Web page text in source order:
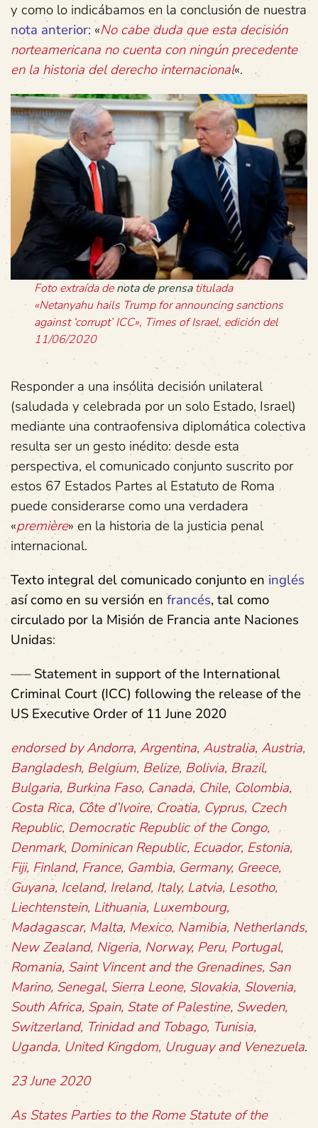
y como lo indicábamos en la conclusión de nuestra
nota anterior: «No cabe duda que esta decisión
norteamericana no cuenta con ningún precedente
en la historia del derecho internacional«.
Foto extraída denota de prensatitulada
«Netanyahu hails Trump for announcing sanctions
against ‘corrupt’ ICC», Times of Israel, edición del
11/06/2020
Responder a una insólita decisión unilateral
(saludada y celebrada por un solo Estado, Israel)
mediante una contraofensiva diplomática colectiva
resulta ser un gesto inédito: desde esta
perspectiva, el comunicado conjunto suscrito por
estos 67 Estados Partes al Estatuto de Roma
puede considerarse como una verdadera
«première» en la historia de la justicia penal
internacional.
Texto integral del comunicado conjunto en inglés
así como en su versión enfrancés, tal como
circulado por la Misión de Francia ante Naciones
Unidas:
—–Statement in support of the International
Criminal Court (ICC) following the release of the
US Executive Order of 11 June 2020
endorsed by Andorra, Argentina, Australia, Austria,
Bangladesh, Belgium, Belize, Bolivia, Brazil,
Bulgaria, Burkina Faso, Canada, Chile, Colombia,
Costa Rica, Côte d’Ivoire, Croatia, Cyprus, Czech
Republic, Democratic Republic of the Congo,
Denmark, Dominican Republic, Ecuador, Estonia,
Fiji, Finland, France, Gambia, Germany, Greece,
Guyana, Iceland, Ireland, Italy, Latvia, Lesotho,
Liechtenstein, Lithuania, Luxembourg,
Madagascar, Malta, Mexico, Namibia, Netherlands,
New Zealand, Nigeria, Norway, Peru, Portugal,
Romania, Saint Vincent and the Grenadines, San
Marino, Senegal, Sierra Leone, Slovakia, Slovenia,
South Africa, Spain, State of Palestine, Sweden,
Switzerland, Trinidad and Tobago, Tunisia,
Uganda, United Kingdom, Uruguay and Venezuela.
23 June 2020
As States Parties to the Rome Statute of the